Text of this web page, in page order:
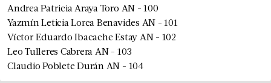
Andrea Patricia Araya Toro AN -100
Yazmín Leticia Lorca Benavides AN -101
Víctor Eduardo Ibacache Estay AN - 102
Leo Tulleres Cabrera AN - 103
Claudio Poblete Durán AN - 104